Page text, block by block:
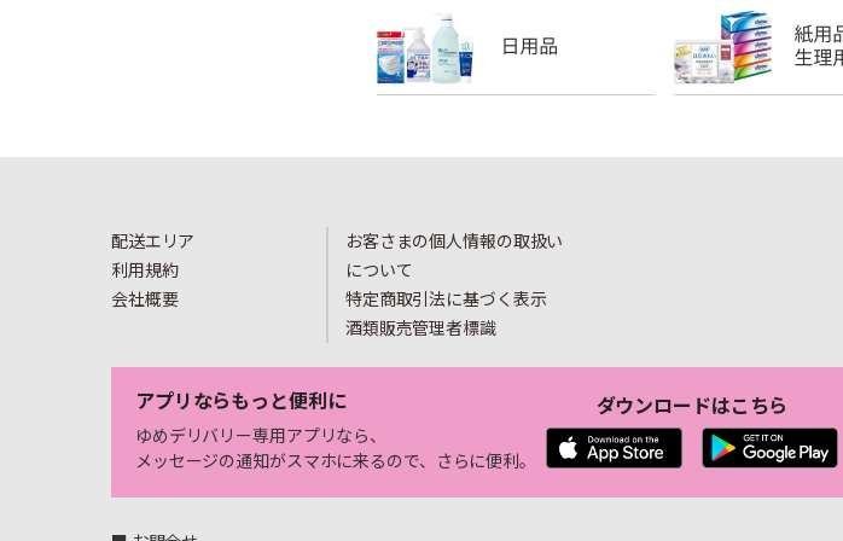
配送エリア
利用規約
会社概要
お客さまの個人情報の取扱い
について
特定商取引法に基づく表示
酒類販売管理者標識
アプリならもっと便利に
ゆめデリバリー専用アプリなら、
メッセージの通知がスマホに来るので、さらに便利。
ダウンロードはこちら